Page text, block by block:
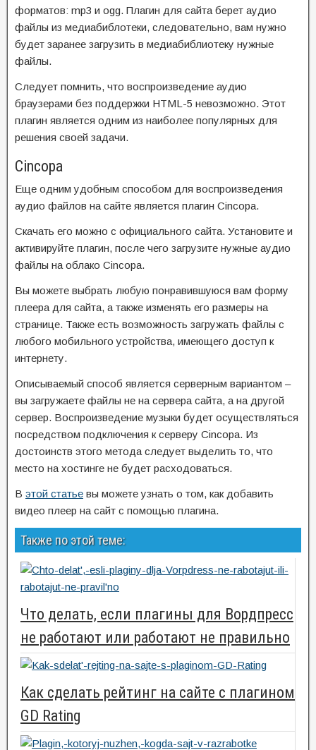
форматов: mp3 и ogg. Плагин для сайта берет аудио
файлы из медиабиблотеки, следовательно, вам нужно
будет заранее загрузить в медиабиблиотеку нужные
файлы.
Следует помнить, что воспроизведение аудио
браузерами без поддержки HTML-5 невозможно. Этот
плагин является одним из наиболее популярных для
решения своей задачи.
Cincopa
Еще одним удобным способом для воспроизведения
аудио файлов на сайте является плагин Cincopa.
Скачать его можно с официального сайта. Установите и
активируйте плагин, после чего загрузите нужные аудио
файлы на облако Cincopa.
Вы можете выбрать любую понравившуюся вам форму
плеера для сайта, а также изменять его размеры на
странице. Также есть возможность загружать файлы с
любого мобильного устройства, имеющего доступ к
интернету.
Описываемый способ является серверным вариантом –
вы загружаете файлы не на сервера сайта, а на другой
сервер. Воспроизведение музыки будет осуществляться
посредством подключения к серверу Cincopa. Из
достоинств этого метода следует выделить то, что
место на хостинге не будет расходоваться.
В этой статье вы можете узнать о том, как добавить
видео плеер на сайт с помощью плагина.
Также по этой теме:
Что делать, если плагины для Вордпресс
не работают или работают не правильно
Как сделать рейтинг на сайте с плагином
GD Rating